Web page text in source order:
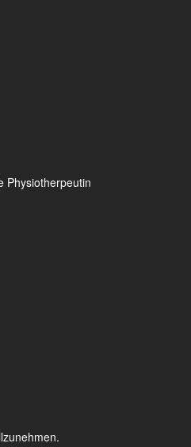
Physiotherpeutin